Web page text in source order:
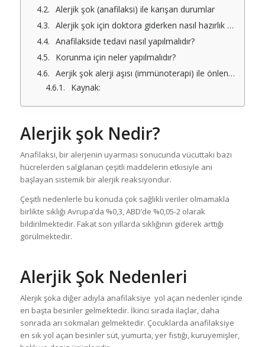
Alerjik şok (anafilaksi) ile karışan durumlar
Alerjik şok için doktora giderken nasıl hazırlık yapılmalıdır?
Anafilakside tedavi nasıl yapılmalıdır?
Korunma için neler yapılmalıdır?
Aerjik şok alerji aşısı (immünoterapi) ile önlenebilir mi?
Kaynak:
Alerjik şok Nedir?
Anafilaksi, bir alerjenin uyarması sonucunda vücuttaki bazı
hücrelerden salgılanan çeşitli maddelerin etkisiyle ani
başlayan sistemik bir alerjik reaksiyondur.
Çeşitli nedenlerle bu konuda çok sağlıklı veriler olmamakla
birlikte sıklığı Avrupa’da %0,3, ABD’de %0,05-2 olarak
bildirilmektedir. Fakat son yıllarda sıklığının giderek arttığı
görülmektedir.
Alerjik Şok Nedenleri
Alerjik şoka diğer adıyla anafilaksiye yol açan nedenler içinde
en başta besinler gelmektedir. İkinci sırada ilaçlar, daha
sonrada arı sokmaları gelmektedir. Çocuklarda anafilaksiye
en sık yol açan besinler süt, yumurta, yer fıstığı, kuruyemişler,